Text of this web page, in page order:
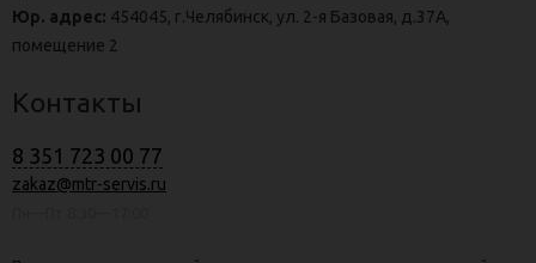
Юр. адрес: 454045, г.Челябинск, ул. 2-я Базовая, д.37А,
помещение 2
Контакты
8 351 723 00 77
zakaz@mtr-servis.ru